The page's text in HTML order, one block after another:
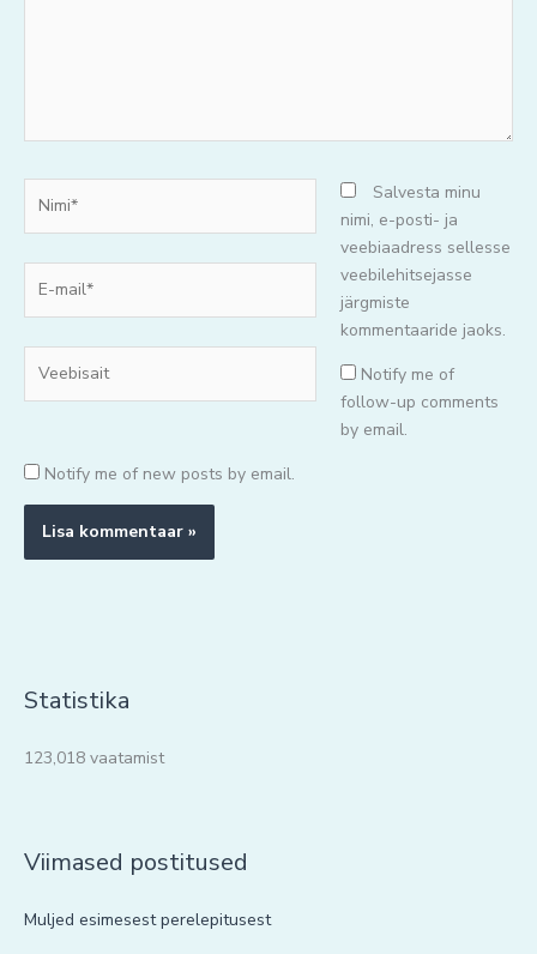
mail*
Salvesta minu
nimi, e-posti- ja
veebiaadress sellesse
veebilehitsejasse
järgmiste
kommentaaride jaoks.
Notify me of
follow-up comments
by email.
Notify me of new posts by email.
Statistika
123,018 vaatamist
Viimased postitused
Muljed esimesest perelepitusest